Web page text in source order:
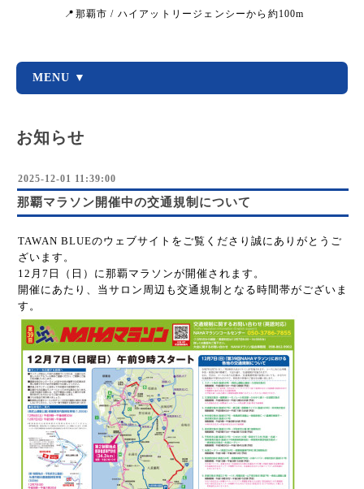
📍那覇市 / ハイアットリージェンシーから約100m
MENU ▼
お知らせ
2025-12-01 11:39:00
那覇マラソン開催中の交通規制について
TAWAN BLUEのウェブサイトをご覧くださり誠にありがとうご
ざいます。
12月7日（日）に那覇マラソンが開催されます。
開催にあたり、当サロン周辺も交通規制となる時間帯がございま
す。